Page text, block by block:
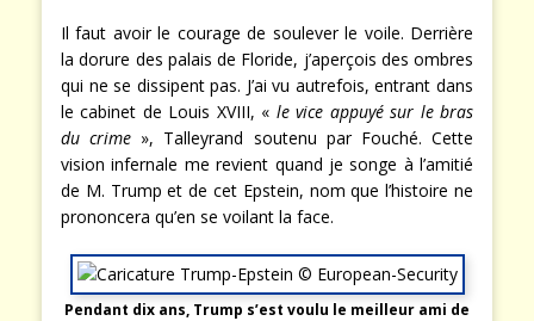
Il faut avoir le courage de soulever le voile. Derrière
la dorure des palais de Floride, j’aperçois des ombres
qui ne se dissipent pas. J’ai vu autrefois, entrant dans
le cabinet de Louis XVIII, « le vice appuyé sur le bras
du crime », Talleyrand soutenu par Fouché. Cette
vision infernale me revient quand je songe à l’amitié
de M. Trump et de cet Epstein, nom que l’histoire ne
prononcera qu’en se voilant la face.
Pendant dix ans, Trump s’est voulu le meilleur ami de